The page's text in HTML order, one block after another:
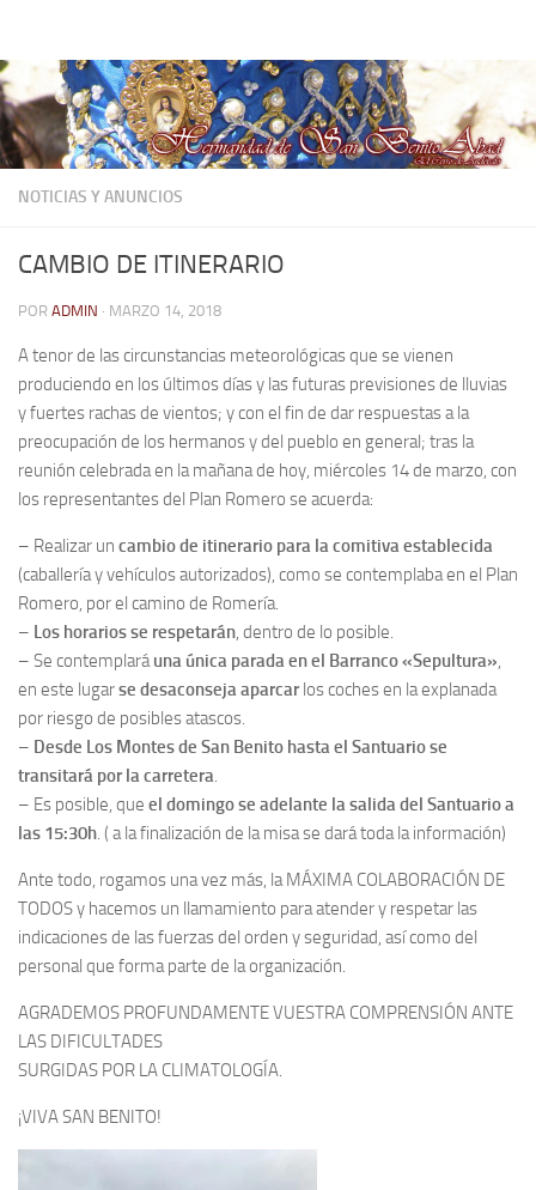
NOTICIAS Y ANUNCIOS
CAMBIO DE ITINERARIO
POR ADMIN · MARZO 14, 2018
A tenor de las circunstancias meteorológicas que se vienen
produciendo en los últimos días y las futuras previsiones de lluvias
y fuertes rachas de vientos; y con el fin de dar respuestas a la
preocupación de los hermanos y del pueblo en general; tras la
reunión celebrada en la mañana de hoy, miércoles 14 de marzo, con
los representantes del Plan Romero se acuerda:
– Realizar un cambio de itinerario para la comitiva establecida
(caballería y vehículos autorizados), como se contemplaba en el Plan
Romero, por el camino de Romería.
– Los horarios se respetarán, dentro de lo posible.
– Se contemplaráuna única parada en el Barranco «Sepultura»,
en este lugarse desaconseja aparcarlos coches en la explanada
por riesgo de posibles atascos.
– Desde Los Montes de San Benito hasta el Santuario se
transitará por la carretera.
– Es posible, que el domingo se adelante la salida del Santuario a
las 15:30h. ( a la finalización de la misa se dará toda la información)
Ante todo, rogamos una vez más, la MÁXIMA COLABORACIÓN DE
TODOS y hacemos un llamamiento para atender y respetar las
indicaciones de las fuerzas del orden y seguridad, así como del
personal que forma parte de la organización.
AGRADEMOS PROFUNDAMENTE VUESTRA COMPRENSIÓN ANTE
LAS DIFICULTADES
SURGIDAS POR LA CLIMATOLOGÍA.
¡VIVA SAN BENITO!